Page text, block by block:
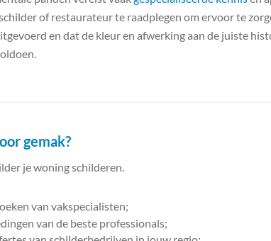
of restaurateur te raadplegen om ervoor te
en dat de kleur en afwerking aan de juiste
gemak?
je woning schilderen.
van vakspecialisten;
van de beste professionals;